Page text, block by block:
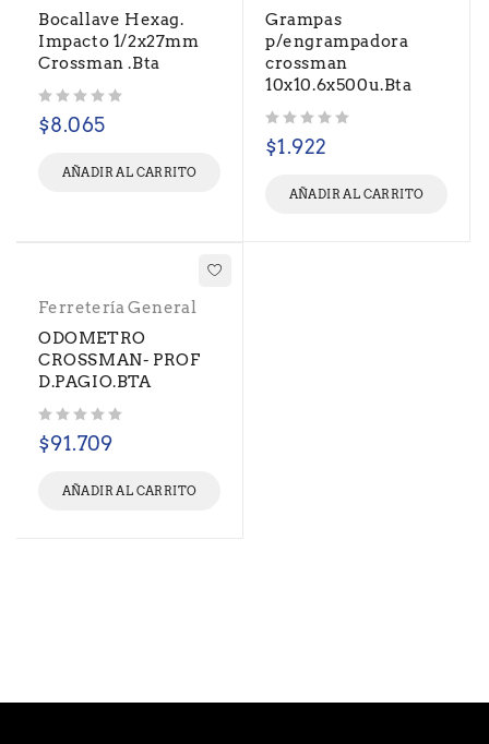
Bocallave Hexag.
Impacto 1/2x27mm
Crossman .Bta
$8.065
AÑADIR AL CARRITO
Grampas
p/engrampadora
crossman
10x10.6x500u.Bta
$1.922
AÑADIR AL CARRITO
Ferretería General
ODOMETRO
CROSSMAN- PROF
D.PAGIO.BTA
$91.709
AÑADIR AL CARRITO